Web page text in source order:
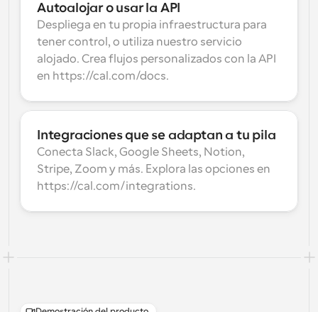
Autoalojar o usar la API
Despliega en tu propia infraestructura para
tener control, o utiliza nuestro servicio
alojado. Crea flujos personalizados con la API
en https://cal.com/docs.
Integraciones que se adaptan a tu pila
Conecta Slack, Google Sheets, Notion,
Stripe, Zoom y más. Explora las opciones en
https://cal.com/integrations.